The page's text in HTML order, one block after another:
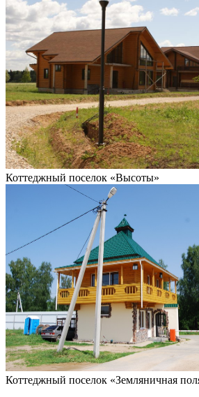
Коттеджный поселок «Высоты»
Коттеджный поселок «Земляничная